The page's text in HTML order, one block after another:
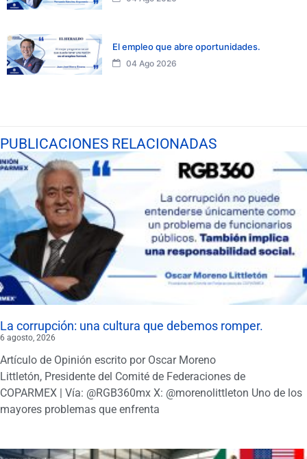
El empleo que abre oportunidades.
04 Ago 2026
PUBLICACIONES RELACIONADAS
La corrupción: una cultura que debemos romper.
6 agosto, 2026
Artículo de Opinión escrito por Oscar Moreno
Littletón, Presidente del Comité de Federaciones de
COPARMEX | Vía: @RGB360mx X: @morenolittleton Uno de los
mayores problemas que enfrenta